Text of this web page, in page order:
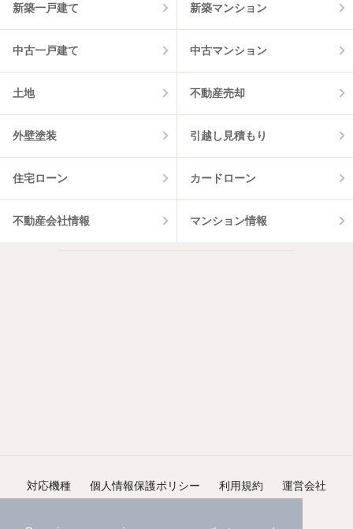
新築一戸建て 新築マンション
中古一戸建て 中古マンション
土地 不動産売却
外壁塗装 引越し見積もり
住宅ローン カードローン
不動産会社情報 マンション情報
対応機種 個人情報保護ポリシー 利用規約 運営会社